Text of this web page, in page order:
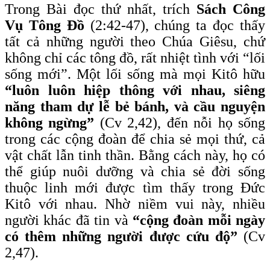
Trong Bài đọc thứ nhất, trích Sách Công
Vụ Tông Đồ (2:42-47), chúng ta đọc thấy
tất cả những người theo Chúa Giêsu, chứ
không chỉ các tông đồ, rất nhiệt tình với “lối
sống mới”. Một lối sống mà mọi Kitô hữu
“luôn luôn hiệp thông với nhau, siêng
năng tham dự lễ bẻ bánh, và cầu nguyện
không ngừng” (Cv 2,42), đến nỗi họ sống
trong các cộng đoàn để chia sẻ mọi thứ, cả
vật chất lẫn tinh thần. Bằng cách này, họ có
thể giúp nuôi dưỡng và chia sẻ đời sống
thuộc linh mới được tìm thấy trong Đức
Kitô với nhau. Nhờ niềm vui này, nhiều
người khác đã tin và “cộng đoàn mỗi ngày
có thêm những người được cứu độ” (Cv
2,47).